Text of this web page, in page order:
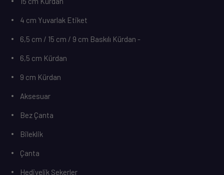
4 cm Yuvarlak Etiket
6,5 cm / 15 cm / 9 cm Baskılı Kürdan -
6,5 cm Kürdan
9 cm Kürdan
Aksesuar
Bez Çanta
Bileklik
Çanta
Hediyelik Şekerler